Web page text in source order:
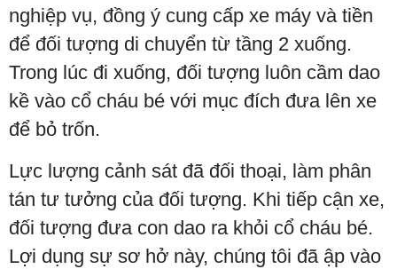
nghiệp vụ, đồng ý cung cấp xe máy và tiền
để đối tượng di chuyển từ tầng 2 xuống.
Trong lúc đi xuống, đối tượng luôn cầm dao
kề vào cổ cháu bé với mục đích đưa lên xe
để bỏ trốn.
Lực lượng cảnh sát đã đối thoại, làm phân
tán tư tưởng của đối tượng. Khi tiếp cận xe,
đối tượng đưa con dao ra khỏi cổ cháu bé.
Lợi dụng sự sơ hở này, chúng tôi đã ập vào